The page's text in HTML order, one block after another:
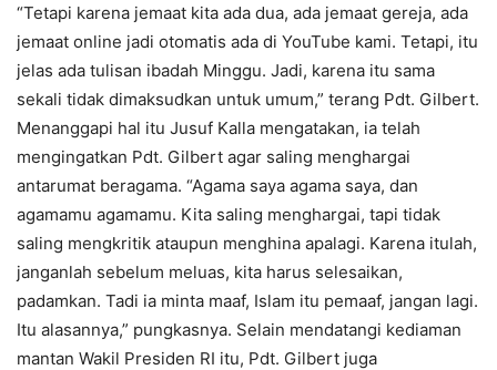
“Tetapi karena jemaat kita ada dua, ada jemaat gereja, ada
jemaat online jadi otomatis ada di YouTube kami. Tetapi, itu
jelas ada tulisan ibadah Minggu. Jadi, karena itu sama
sekali tidak dimaksudkan untuk umum,” terang Pdt. Gilbert.
Menanggapi hal itu Jusuf Kalla mengatakan, ia telah
mengingatkan Pdt. Gilbert agar saling menghargai
antarumat beragama. “Agama saya agama saya, dan
agamamu agamamu. Kita saling menghargai, tapi tidak
saling mengkritik ataupun menghina apalagi. Karena itulah,
janganlah sebelum meluas, kita harus selesaikan,
padamkan. Tadi ia minta maaf, Islam itu pemaaf, jangan lagi.
Itu alasannya,” pungkasnya. Selain mendatangi kediaman
mantan Wakil Presiden RI itu, Pdt. Gilbert juga